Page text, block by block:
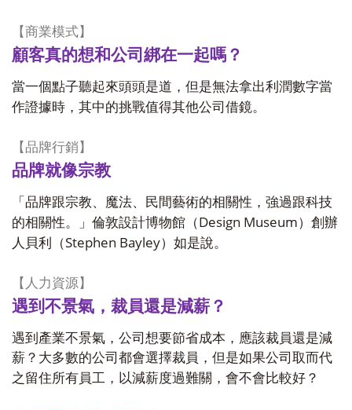
【商業模式】
顧客真的想和公司綁在一起嗎？
當一個點子聽起來頭頭是道，但是無法拿出利潤數字當
作證據時，其中的挑戰值得其他公司借鏡。
【品牌行銷】
品牌就像宗教
「品牌跟宗教、魔法、民間藝術的相關性，強過跟科技
的相關性。」倫敦設計博物館（Design Museum）創辦
人貝利（Stephen Bayley）如是說。
【人力資源】
遇到不景氣，裁員還是減薪？
遇到產業不景氣，公司想要節省成本，應該裁員還是減
薪？大多數的公司都會選擇裁員，但是如果公司取而代
之留住所有員工，以減薪度過難關，會不會比較好？